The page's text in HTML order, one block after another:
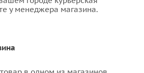
у менеджера магазина.